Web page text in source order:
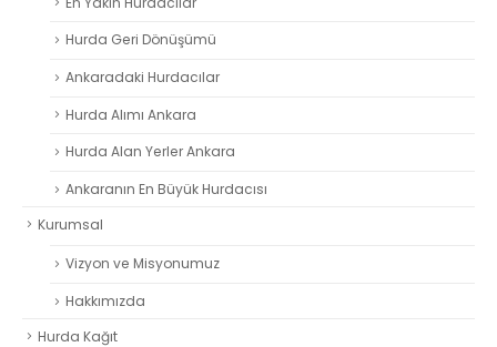
Hurda Geri Dönüşümü
Ankaradaki Hurdacılar
Hurda Alımı Ankara
Hurda Alan Yerler Ankara
Ankaranın En Büyük Hurdacısı
Kurumsal
Vizyon ve Misyonumuz
Hakkımızda
Hurda Kağıt